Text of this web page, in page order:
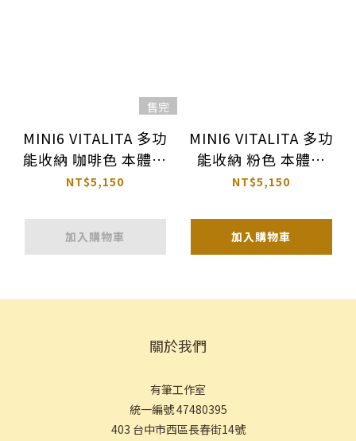
售完
MINI6 VITALITA 多功
能收納 咖啡色 本體｜
ASHFORD 日本
NT$5,150
加入購物車
MINI6 VITALITA 多功
能收納 粉色 本體｜
ASHFORD 日本
NT$5,150
加入購物車
關於我們
有筆工作室
統一編號 47480395
403 台中市西區長春街14號